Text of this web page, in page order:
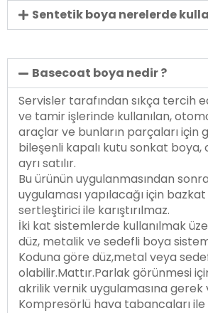
Sentetik boya nerelerde
Basecoat boya nedir ?
Servisler tarafından sıkça tercih
ve tamir işlerinde kullanılan,
araçlar ve bunların parçaları için
bileşenli kapalı kutu sonkat boya,
ayrı satılır.
Bu ürünün uygulanmasından
uygulaması yapılacağı için
sertleştirici ile karıştırılmaz.
İki kat sistemlerde kullanılmak
düz, metalik ve sedefli boya
Koduna göre düz,metal veya
olabilir.Mattır.Parlak görünmesi
akrilik vernik uygulamasına gerek
Kompresörlü hava tabancaları ile